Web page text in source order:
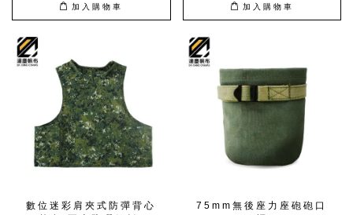
加入購物車 加入購物車
數位迷彩肩夾式防彈背心
75mm無後座力座砲砲口